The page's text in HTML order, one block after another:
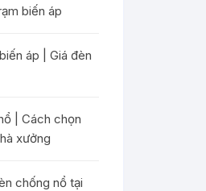
biến áp
áp | Giá đèn
| Cách chọn
xưởng
chống nổ tại